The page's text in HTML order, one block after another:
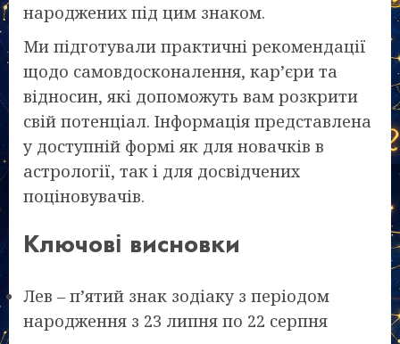
народжених під цим знаком.
Ми підготували практичні рекомендації
щодо самовдосконалення, кар’єри та
відносин, які допоможуть вам розкрити
свій потенціал. Інформація представлена
у доступній формі як для новачків в
астрології, так і для досвідчених
поціновувачів.
Ключові висновки
Лев – п’ятий знак зодіаку з періодом
народження з 23 липня по 22 серпня